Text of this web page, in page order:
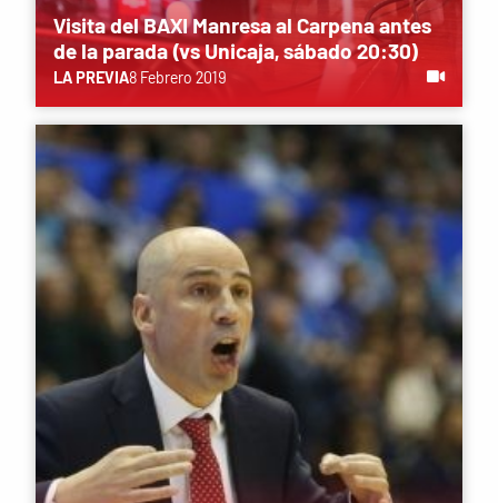
Visita del BAXI Manresa al Carpena antes
de la parada (vs Unicaja, sábado 20:30)
LA PREVIA8 Febrero 2019